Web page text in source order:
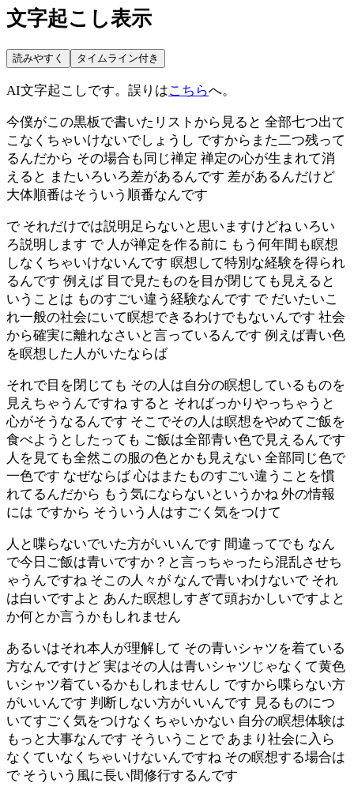
文字起こし表示
読みやすく タイムライン付き
AI文字起こしです。誤りはこちらへ。
今僕がこの黒板で書いたリストから見ると 全部七つ出て
こなくちゃいけないでしょうし ですからまた二つ残って
るんだから その場合も同じ禅定 禅定の心が生まれて消
えると またいろいろ差があるんです 差があるんだけど
大体順番はそういう順番なんです
で それだけでは説明足らないと思いますけどね いろい
ろ説明します で 人が禅定を作る前に もう何年間も瞑想
しなくちゃいけないんです 瞑想して特別な経験を得られ
るんです 例えば 目で見たものを目が閉じても見えると
いうことは ものすごい違う経験なんです で だいたいこ
れ一般の社会にいて瞑想できるわけでもないんです 社会
から確実に離れなさいと言っているんです 例えば青い色
を瞑想した人がいたならば
それで目を閉じても その人は自分の瞑想しているものを
見えちゃうんですね すると そればっかりやっちゃうと
心がそうなるんです そこでその人は瞑想をやめてご飯を
食べようとしたっても ご飯は全部青い色で見えるんです
人を見ても全然この服の色とかも見えない 全部同じ色で
一色です なぜならば 心はまたものすごい違うことを慣
れてるんだから もう気にならないというかね 外の情報
には ですから そういう人はすごく気をつけて
人と喋らないでいた方がいいんです 間違ってでも なん
で今日ご飯は青いですか？と言っちゃったら混乱させち
ゃうんですね そこの人々が なんで青いわけないで それ
は白いですよと あんた瞑想しすぎて頭おかしいですよと
か何とか言うかもしれません
あるいはそれ本人が理解して その青いシャツを着ている
方なんですけど 実はその人は青いシャツじゃなくて黄色
いシャツ着ているかもしれませんし ですから喋らない方
がいいんです 判断しない方がいいんです 見るものにつ
いてすごく気をつけなくちゃいかない 自分の瞑想体験は
もっと大事なんです そういうことで あまり社会に入ら
なくていなくちゃいけないんですね その瞑想する場合は
で そういう風に長い間修行するんです